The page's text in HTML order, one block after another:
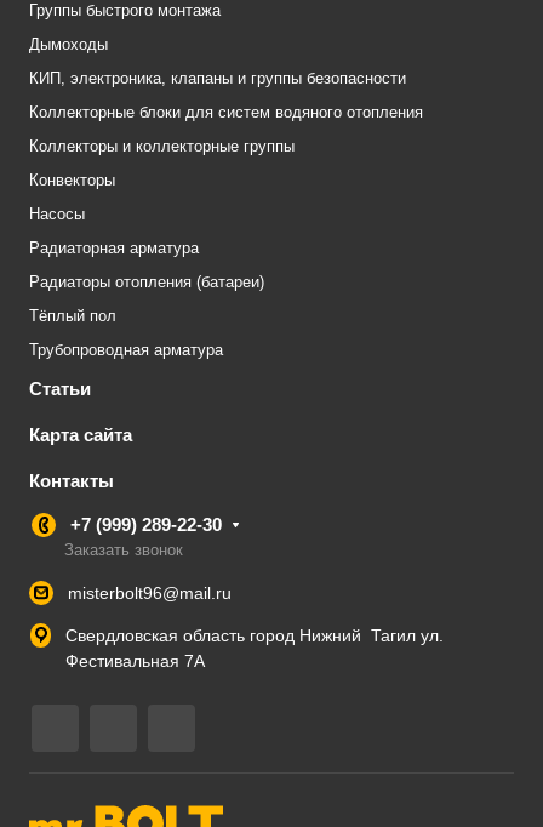
Группы быстрого монтажа
Дымоходы
КИП, электроника, клапаны и группы безопасности
Коллекторные блоки для систем водяного отопления
Коллекторы и коллекторные группы
Конвекторы
Насосы
Радиаторная арматура
Радиаторы отопления (батареи)
Тёплый пол
Трубопроводная арматура
Статьи
Карта сайта
Контакты
+7 (999) 289-22-30
Заказать звонок
misterbolt96@mail.ru
Свердловская область город Нижний Тагил ул.
Фестивальная 7А